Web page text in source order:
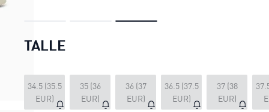
TALLE
34.5 (35.5
EUR)
35 (36
EUR)
36 (37
EUR)
36.5 (37.5
EUR)
37 (38
EUR)